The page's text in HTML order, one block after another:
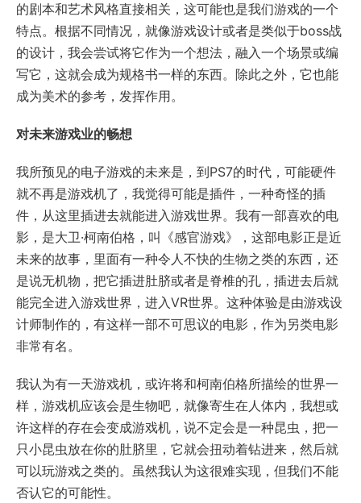
的剧本和艺术风格直接相关，这可能也是我们游戏的一个
特点。根据不同情况，就像游戏设计或者是类似于boss战
的设计，我会尝试将它作为一个想法，融入一个场景或编
写它，这就会成为规格书一样的东西。除此之外，它也能
成为美术的参考，发挥作用。
对未来游戏业的畅想
我所预见的电子游戏的未来是，到PS7的时代，可能硬件
就不再是游戏机了，我觉得可能是插件，一种奇怪的插
件，从这里插进去就能进入游戏世界。我有一部喜欢的电
影，是大卫·柯南伯格，叫《感官游戏》，这部电影正是近
未来的故事，里面有一种令人不快的生物之类的东西，还
是说无机物，把它插进肚脐或者是脊椎的孔，插进去后就
能完全进入游戏世界，进入VR世界。这种体验是由游戏设
计师制作的，有这样一部不可思议的电影，作为另类电影
非常有名。
我认为有一天游戏机，或许将和柯南伯格所描绘的世界一
样，游戏机应该会是生物吧，就像寄生在人体内，我想或
许这样的存在会变成游戏机，说不定会是一种昆虫，把一
只小昆虫放在你的肚脐里，它就会扭动着钻进来，然后就
可以玩游戏之类的。虽然我认为这很难实现，但我们不能
否认它的可能性。